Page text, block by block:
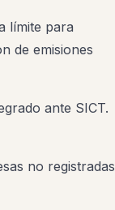
límite para
de emisiones
ante SICT.
no registradas